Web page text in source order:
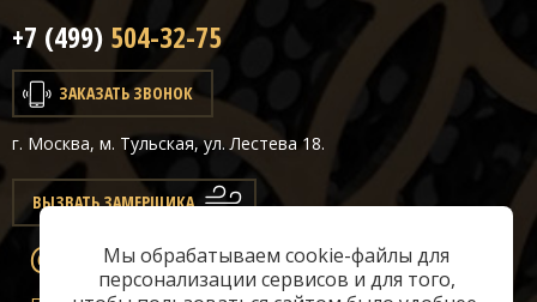
Мы обрабатываем cookie-файлы для
персонализации сервисов и для того,
+7 (499) 504-32-75
ЗАКАЗАТЬ ЗВОНОК
г. Москва, м. Тульская, ул. Лестева 18.
ВЫЗВАТЬ ЗАМЕРЩИКА
info@classicair.ru